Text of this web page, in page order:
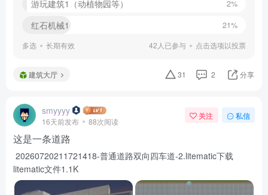
2%
游玩建筑1（动植物园等）
21%
红石机械1
多选 长期有效 42人已参与 点击选项以投票
建筑大厅 31 2 分享
smyyyy
16天前发布 88次阅读
关注 私信
这是一条道路
20260720211721418-普通道路双向四车道-2.litematic下载
litematic文件1.1K